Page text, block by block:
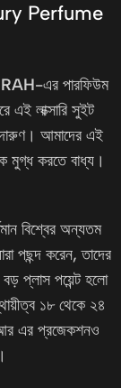
Perfume
-এর পারফিউম
এই লাক্সারি সুইট
দারুণ। আমাদের এই
মুগ্ধ করতে বাধ্য।
বিশ্বের অন্যতম
পছন্দ করেন, তাদের
বড় প্লাস পয়েন্ট হলো
১৮ থেকে ২৪
আর এর প্রজেকশনও